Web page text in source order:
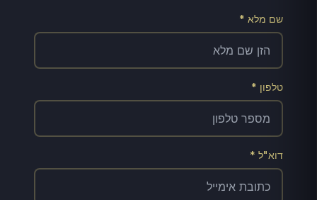
שם מלא *
טלפון *
דוא"ל *